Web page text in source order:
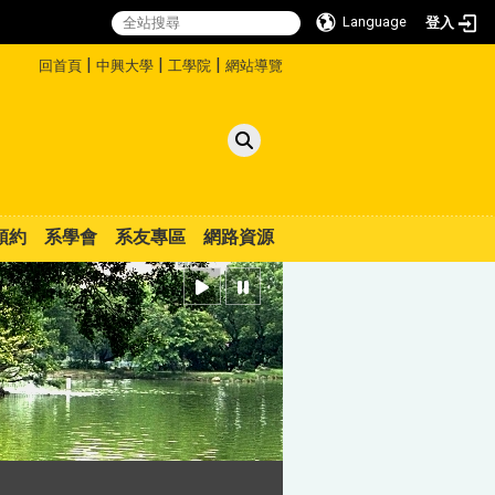
Language 登入
回首頁 | 中興大學 | 工學院 | 網站導覽
約 系學會 系友專區 網路資源